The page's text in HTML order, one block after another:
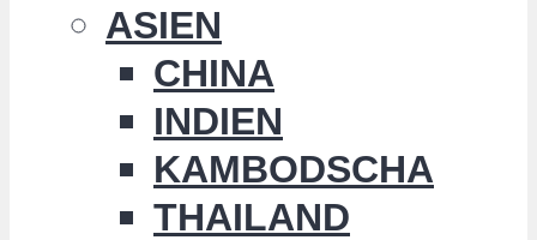
ASIEN
CHINA
INDIEN
KAMBODSCHA
THAILAND